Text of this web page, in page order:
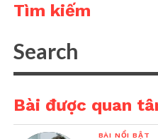
Tìm kiếm
Bài được quan
BÀI NỔI BẬT